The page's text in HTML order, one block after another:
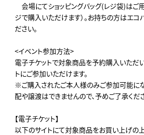
会場にてショッピングバッグ(レジ袋)はご
ジで購入いただけます）。お持ちの方はエコ
ださい。
<イベント参加方法>
電子チケットで対象商品を予約購入いただ
トにご参加いただけます。
※ご購入されたご本人様のみご参加可能にな
配や譲渡はできませんので、予めご了承くだ
【電子チケット】
以下のサイトにて対象商品をお買い上げの